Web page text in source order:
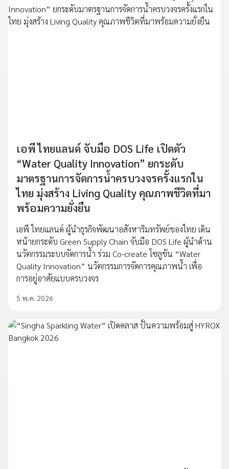
เอพี ไทยแลนด์ จับมือ DOS Life เปิดตัว
“Water Quality Innovation” ยกระดับ
มาตรฐานการจัดการน้ำครบวงจรครั้งแรกใน
ไทย มุ่งสร้าง Living Quality คุณภาพชีวิตที่มา
พร้อมความยั่งยืน
เอพี ไทยแลนด์ ผู้นำธุรกิจพัฒนาอสังหาริมทรัพย์ของไทย เดิน
หน้ายกระดับ Green Supply Chain จับมือ DOS Life ผู้นำด้าน
นวัตกรรมระบบจัดการน้ำ ร่วม Co-create โซลูชัน “Water
Quality Innovation” นวัตกรรมการจัดการคุณภาพน้ำ เพื่อ
การอยู่อาศัยแบบครบวงจร
5 พ.ค. 2026